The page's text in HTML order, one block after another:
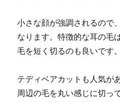
小さな顔が強調されるので
なります。特徴的な耳の毛
毛を短く切るのも良いです。
テディベアカットも人気が
周辺の毛を丸い感じに切っ